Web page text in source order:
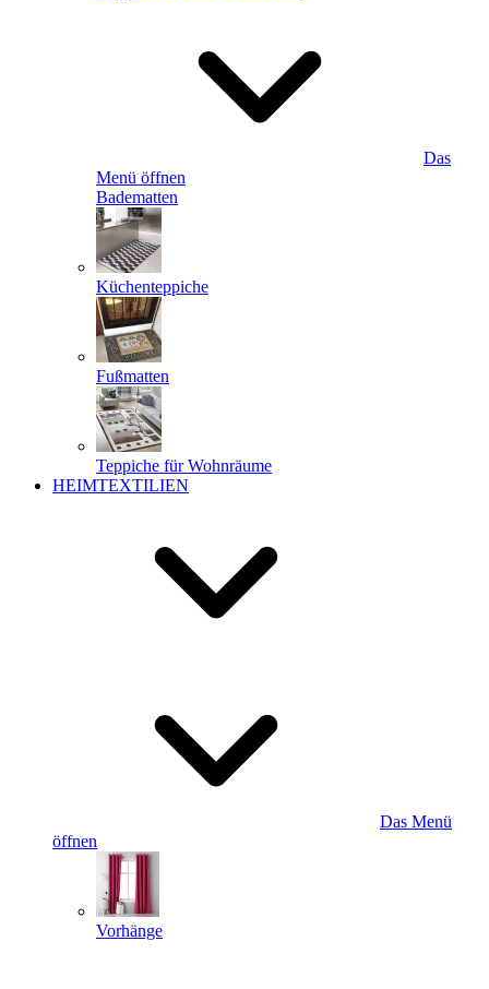
Das
Menü öffnen
Badematten
Küchenteppiche
Fußmatten
Teppiche für Wohnräume
HEIMTEXTILIEN
Das Menü
öffnen
Vorhänge